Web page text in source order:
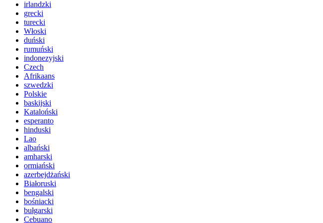
irlandzki
grecki
turecki
Włoski
duński
rumuński
indonezyjski
Czech
Afrikaans
szwedzki
Polskie
baskijski
Kataloński
esperanto
hinduski
Lao
albański
amharski
ormiański
azerbejdżański
Białoruski
bengalski
bośniacki
bułgarski
Cebuano